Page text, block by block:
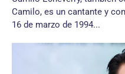
Camilo, es un cantante y
16 de marzo de 1994...